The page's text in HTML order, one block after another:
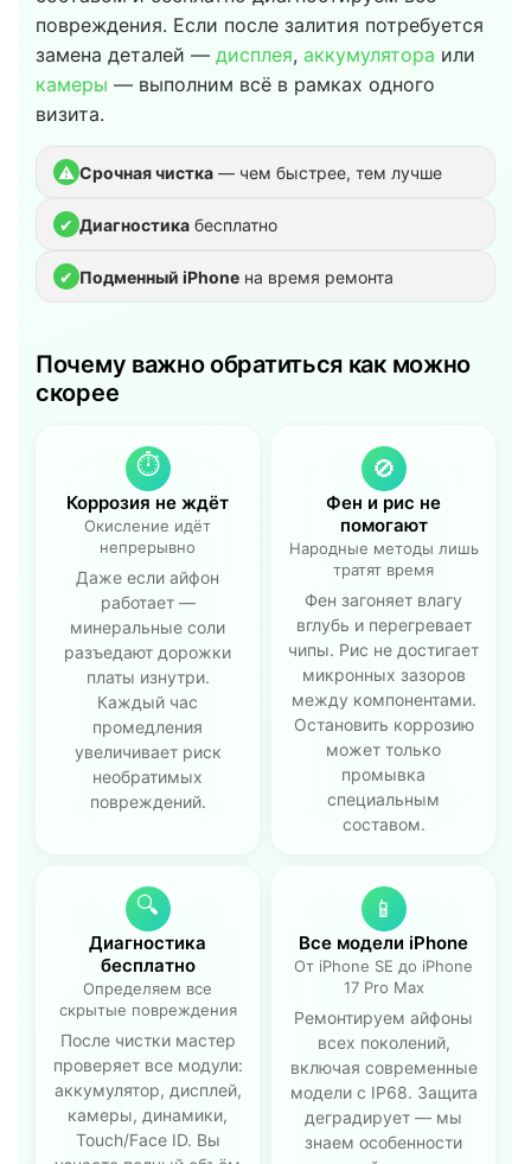
повреждения. Если после залития потребуется
замена деталей — дисплея, аккумулятора или
камеры — выполним всё в рамках одного
визита.
⚠ Срочная чистка — чем быстрее, тем лучше
✔ Диагностика бесплатно
✔ Подменный iPhone на время ремонта
Почему важно обратиться как можно
скорее
⏱
Коррозия не ждёт
Окисление идёт
непрерывно
Даже если айфон
работает —
минеральные соли
разъедают дорожки
платы изнутри.
Каждый час
промедления
увеличивает риск
необратимых
повреждений.
🚫
Фен и рис не
помогают
Народные методы лишь
тратят время
Фен загоняет влагу
вглубь и перегревает
чипы. Рис не достигает
микронных зазоров
между компонентами.
Остановить коррозию
может только
промывка
специальным
составом.
🔍
Диагностика
бесплатно
Определяем все
скрытые повреждения
После чистки мастер
проверяет все модули:
аккумулятор, дисплей,
камеры, динамики,
Touch/Face ID. Вы
📱
Все модели iPhone
От iPhone SE до iPhone
17 Pro Max
Ремонтируем айфоны
всех поколений,
включая современные
модели с IP68. Защита
деградирует — мы
знаем особенности